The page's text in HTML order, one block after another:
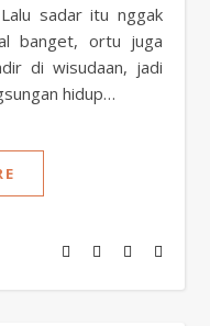
sadar itu nggak
banget, ortu juga
di wisudaan, jadi
hidup…